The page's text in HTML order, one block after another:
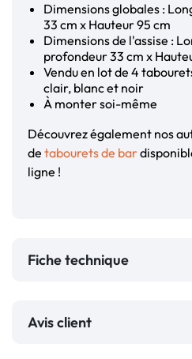
Dimensions globales :
33 cm x Hauteur 95 cm
Dimensions de l'assise :
profondeur 33 cm x
Vendu en lot de 4
clair, blanc et noir
À monter soi-même
Découvrez également nos
de tabourets de bar
ligne !
Fiche technique
Avis client